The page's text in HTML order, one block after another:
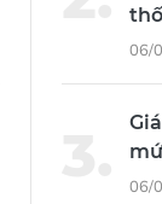
06/
06/